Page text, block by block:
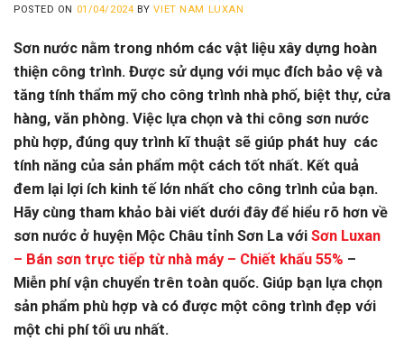
POSTED ON 01/04/2024 BYVIET NAM LUXAN
Sơn nước nằm trong nhóm các vật liệu xây dựng hoàn
thiện công trình. Được sử dụng với mục đích bảo vệ và
tăng tính thẩm mỹ cho công trình nhà phố, biệt thự, cửa
hàng, văn phòng. Việc lựa chọn và thi công sơn nước
phù hợp, đúng quy trình kĩ thuật sẽ giúp phát huy các
tính năng của sản phẩm một cách tốt nhất. Kết quả
đem lại lợi ích kinh tế lớn nhất cho công trình của bạn.
Hãy cùng tham khảo bài viết dưới đây để hiểu rõ hơn về
sơn nước ở huyện Mộc Châu tỉnh Sơn La với Sơn Luxan
– Bán sơn trực tiếp từ nhà máy – Chiết khấu 55% –
Miễn phí vận chuyển trên toàn quốc. Giúp bạn lựa chọn
sản phẩm phù hợp và có được một công trình đẹp với
một chi phí tối ưu nhất.